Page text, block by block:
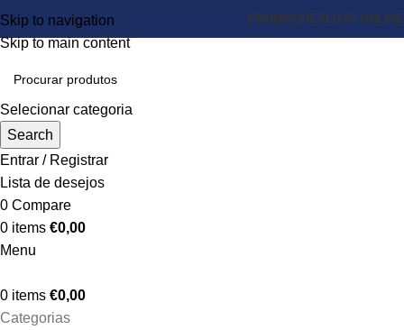
Skip to navigation
Skip to main content
PROMOÇÕES LOJA ONLINE
Selecionar categoria
Search
Entrar / Registrar
Lista de desejos
0 Compare
0 items €0,00
Menu
0 items €0,00
Categorias